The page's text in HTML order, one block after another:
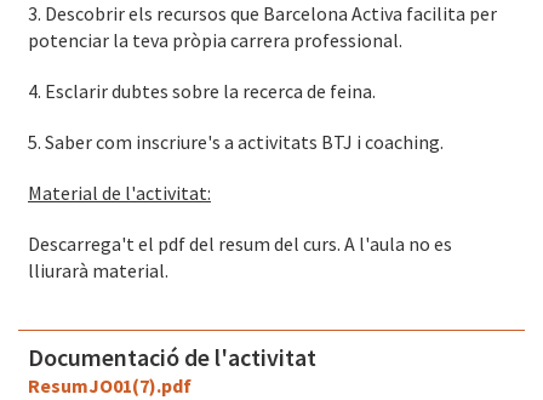
3. Descobrir els recursos que Barcelona Activa facilita per
potenciar la teva pròpia carrera professional.
4. Esclarir dubtes sobre la recerca de feina.
5. Saber com inscriure's a activitats BTJ i coaching.
Material de l'activitat:
Descarrega't el pdf del resum del curs. A l'aula no es
lliurarà material.
Documentació de l'activitat
ResumJO01(7).pdf